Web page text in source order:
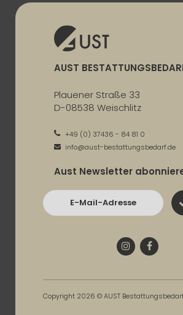
AUST
Plauener Straße 33
D-08538 Weischlitz
+49 (0) 37436 - 84 81 0
info@aust-bestattungsbedarf.de
Aust Newsletter
E-Mail-Adresse
Instagram
Copyright 2026 © AUST